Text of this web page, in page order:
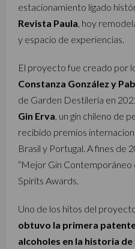
estacionamiento ligado
Revista Paula , hoy
y espacio de experiencias.
El proyecto fue creado por
Constanza González y
de Garden Destilería en
Gin Erva , un gin chileno de
recibido premios
Brasil y Portugal. A fines de
“Mejor Gin Contemporáneo
Spirits Awards.
Uno de los hitos del
obtuvo la primera
alcoholes en la historia